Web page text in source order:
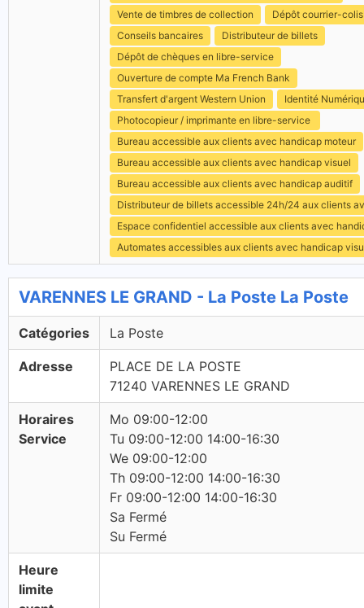
Vente de timbres de collection
Dépôt courrier-colis
Conseils bancaires
Distributeur de billets
Dépôt de chèques en libre-service
Ouverture de compte Ma French Bank
Transfert d'argent Western Union
Identité
Photocopieur / imprimante en libre-service
Bureau accessible aux clients avec handicap moteur
Bureau accessible aux clients avec handicap visuel
Bureau accessible aux clients avec handicap auditif
Distributeur de billets accessible 24h/24 aux clients
Espace confidentiel accessible aux clients avec
Automates accessibles aux clients avec handicap
VARENNES LE GRAND - La Poste La Poste
Catégories La Poste
Adresse
PLACE DE LA POSTE
71240 VARENNES LE GRAND
Horaires
Service
Mo 09:00-12:00
Tu 09:00-12:00 14:00-16:30
We 09:00-12:00
Th 09:00-12:00 14:00-16:30
Fr 09:00-12:00 14:00-16:30
Sa Fermé
Su Fermé
Heure
limite